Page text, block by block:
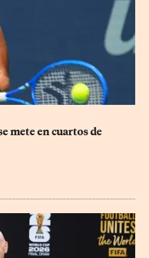
mete en cuartos de